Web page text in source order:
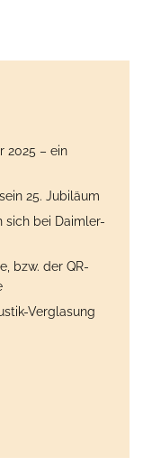
2025 – ein
25. Jubiläum
sich bei Daimler-
bzw. der QR-
Verglasung